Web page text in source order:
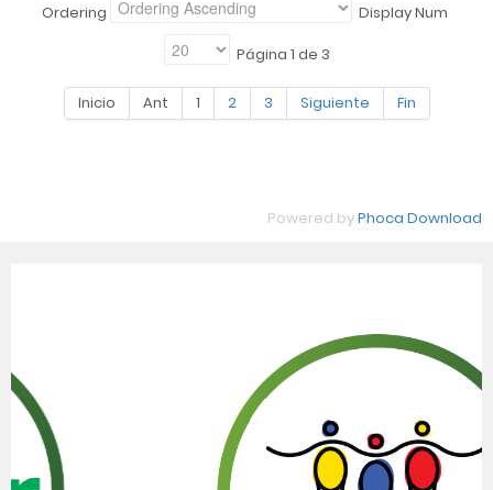
Ordering
Display Num
Página 1 de 3
Inicio Ant 1 2 3 Siguiente Fin
Powered byPhoca Download